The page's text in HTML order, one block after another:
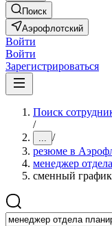
Поиск
Аэрофлотский
Войти
Войти
Зарегистрироваться
Поиск
/
... /
резюме в
менеджер
сменный график